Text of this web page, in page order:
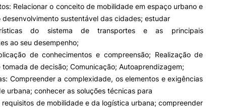
Observatório
Projetos
PROJETOS PRR
Impulso Jovens STEAM e
Impulso Adultos
MAGAZINE
Pesquisa
Relacionar o conceito de mobilidade em espaço urbano e
desenvolvimento sustentável das cidades; estudar
do sistema de transportes e as principais
ao seu desempenho;
de conhecimentos e compreensão; Realização de
tomada de decisão; Comunicação; Autoaprendizagem;
Compreender a complexidade, os elementos e exigências
urbana; conhecer as soluções técnicas para
de mobilidade e da logística urbana; compreender